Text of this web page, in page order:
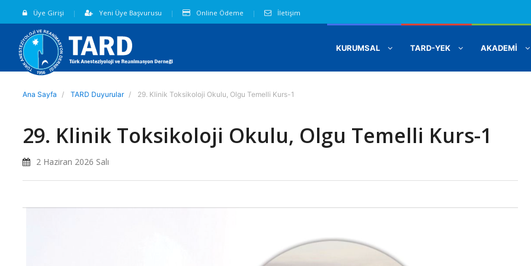
Üye Girişi Yeni Üye Başvurusu Online Ödeme İletişim
KURUMSAL TARD-YEK AKADEMİ
Ana Sayfa TARD Duyurular 29. Klinik Toksikoloji Okulu, Olgu Temelli Kurs-1
29. Klinik Toksikoloji Okulu, Olgu Temelli Kurs-1
2 Haziran 2026 Salı